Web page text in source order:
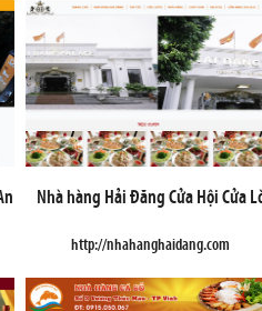
Nhà hàng Hải Đăng Cửa Hội Cửa
http://nhahanghaidang.com